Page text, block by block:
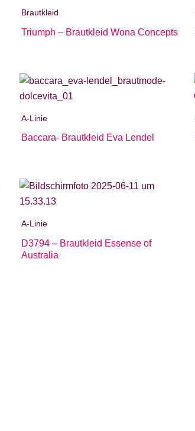
Brautkleid
Triumph – Brautkleid Wona Concepts
A-Linie
Baccara- Brautkleid Eva Lendel
A-Linie
D3794 – Brautkleid Essense of
Australia